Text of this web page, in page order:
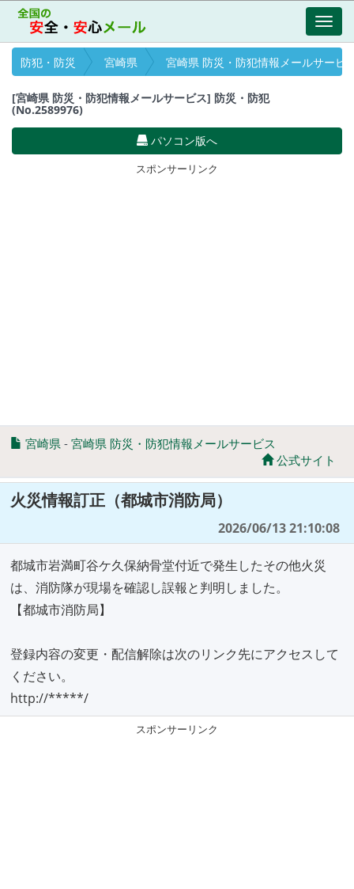
防犯・防災
宮崎県 宮崎県 防災・防犯情報メールサービ
[宮崎県 防災・防犯情報メールサービス] 防災・防犯
(No.2589976)
パソコン版へ
スポンサーリンク
宮崎県 - 宮崎県 防災・防犯情報メールサービス
公式サイト
火災情報訂正（都城市消防局）
2026/06/13 21:10:08
都城市岩満町谷ケ久保納骨堂付近で発生したその他火災
は、消防隊が現場を確認し誤報と判明しました。
【都城市消防局】
登録内容の変更・配信解除は次のリンク先にアクセスして
ください。
http://*****/
スポンサーリンク